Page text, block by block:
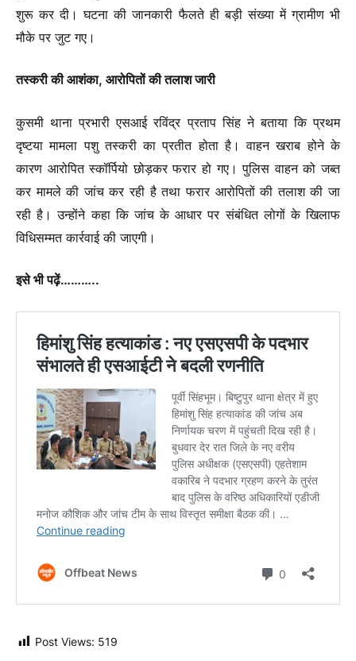
शुरू कर दी। घटना की जानकारी फैलते ही बड़ी संख्या में ग्रामीण भी
मौके पर जुट गए।
तस्करी की आशंका, आरोपितों की तलाश जारी
कुसमी थाना प्रभारी एसआई रविंद्र प्रताप सिंह ने बताया कि प्रथम
दृष्टया मामला पशु तस्करी का प्रतीत होता है। वाहन खराब होने के
कारण आरोपित स्कॉर्पियो छोड़कर फरार हो गए। पुलिस वाहन को जब्त
कर मामले की जांच कर रही है तथा फरार आरोपितों की तलाश की जा
रही है। उन्होंने कहा कि जांच के आधार पर संबंधित लोगों के खिलाफ
विधिसम्मत कार्रवाई की जाएगी।
इसे भी पढ़ें………..
Post Views: 519